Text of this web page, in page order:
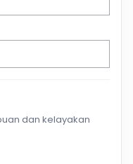
dan kelayakan